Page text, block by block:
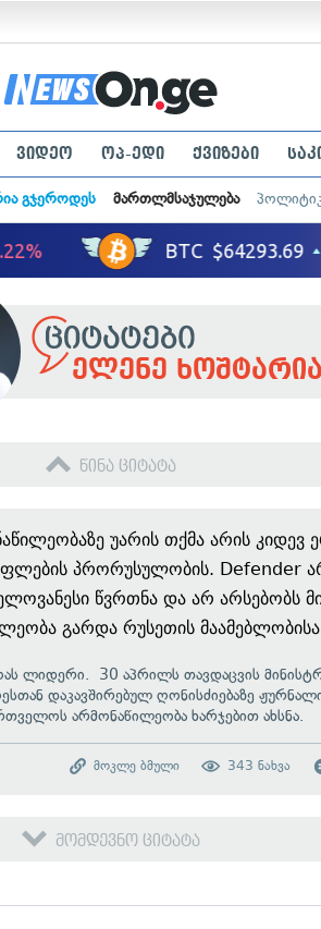
ვიდეო ოპ-ედი ქვიზები
გჯეროდეს მართლმსაჯულება
ელენე ხოშტარია
წინა ციტატა
უარის თქმა არის კიდევ
პრორუსულობის. Defender
წვრთნა და არ არსებობს
გარდა რუსეთის
ლიდერი. 30 აპრილს თავდაცვის
დაკავშირებულ ღონისძიებაზე
არმონაწილეობა ხარჯებით ახსნა.
343 ნახვა
მოკლე ბმული
მომდევნო ციტატა